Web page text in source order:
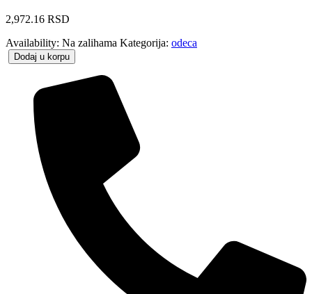
2,972.16 RSD
Availability: Na zalihama Kategorija: odeca
Dodaj u korpu